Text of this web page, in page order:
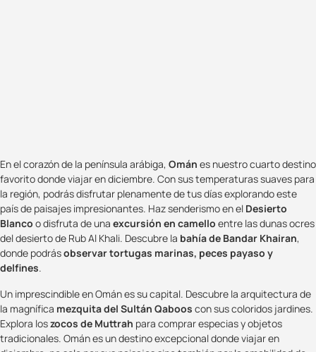
En el corazón de la península arábiga, Omán es nuestro cuarto destino
favorito donde viajar en diciembre. Con sus temperaturas suaves para
la región, podrás disfrutar plenamente de tus días explorando este
país de paisajes impresionantes. Haz senderismo en el Desierto
Blanco o disfruta de una excursión en camello entre las dunas ocres
del desierto de Rub Al Khali. Descubre la bahía de Bandar Khairan,
donde podrásobservar tortugas marinas, peces payaso y
delfines.
Un imprescindible en Omán es su capital. Descubre la arquitectura de
la magnífica mezquita del Sultán Qaboos con sus coloridos jardines.
Explora loszocos de Muttrah para comprar especias y objetos
tradicionales. Omán es un destino excepcional donde viajar en